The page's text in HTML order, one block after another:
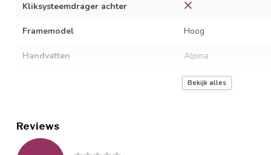
Kliksysteemdrager achter
Framemodel Hoog
Handvatten Alpina
Terugtraprem + V-
Primaire basiskleur
Bekijk alles
Reviews